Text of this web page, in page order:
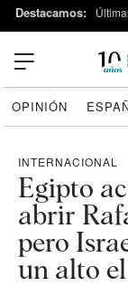
Destacamos:
OPINIÓN
INTERNACIONAL
Egipto
abrir
pero
un alto